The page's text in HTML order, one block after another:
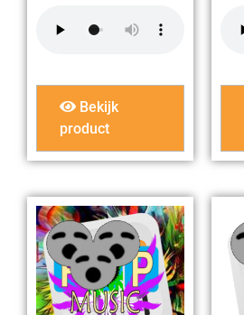
Bekijk
product